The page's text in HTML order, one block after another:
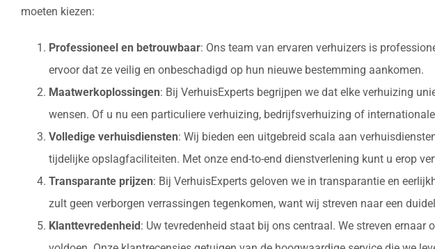
moeten kiezen:
Professioneel en betrouwbaar: Ons team van ervaren verhuizers is
ervoor dat ze veilig en onbeschadigd op hun nieuwe bestemming aankomen.
Maatwerkoplossingen: Bij VerhuisExperts begrijpen we dat elke verhuizing
wensen. Of u nu een particuliere verhuizing, bedrijfsverhuizing of
Volledige verhuisdiensten: Wij bieden een uitgebreid scala aan
tijdelijke opslagfaciliteiten. Met onze end-to-end dienstverlening kunt u erop
Transparante prijzen: Bij VerhuisExperts geloven we in transparantie en
zult geen verborgen verrassingen tegenkomen, want wij streven naar een
Klanttevredenheid: Uw tevredenheid staat bij ons centraal. We streven